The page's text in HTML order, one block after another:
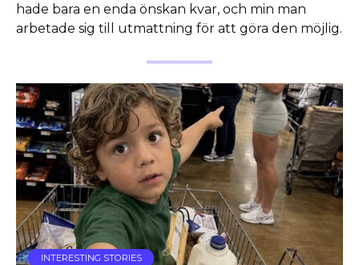
hade bara en enda önskan kvar, och min man
arbetade sig till utmattning för att göra den möjlig.
INTERESTING STORIES